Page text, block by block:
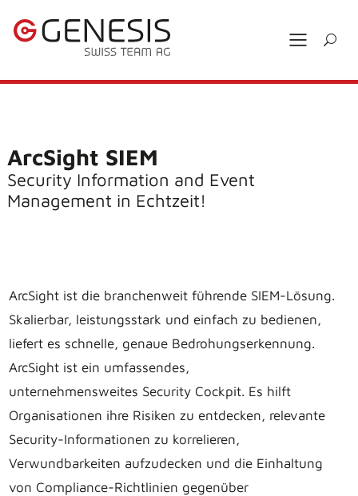
ArcSight SIEM
Security Information and Event
Management in Echtzeit!
ArcSight ist die branchenweit führende SIEM-Lösung.
Skalierbar, leistungsstark und einfach zu bedienen,
liefert es schnelle, genaue Bedrohungserkennung.
ArcSight ist ein umfassendes,
unternehmensweites Security Cockpit. Es hilft
Organisationen ihre Risiken zu entdecken, relevante
Security-Informationen zu korrelieren,
Verwundbarkeiten aufzudecken und die Einhaltung
von Compliance-Richtlinien gegenüber